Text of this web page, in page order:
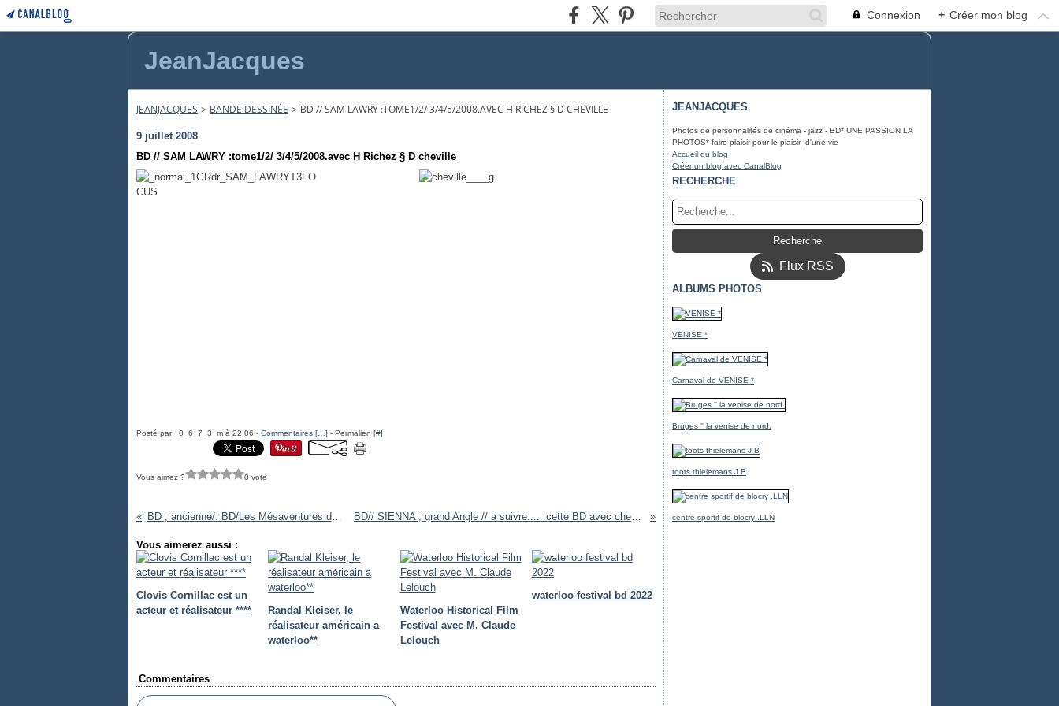
Connexion + Créer mon blog
JeanJacques
JEANJACQUES > BANDE DESSINÉE > BD // SAM LAWRY :TOME1/2/ 3/4/5/2008.AVEC H RICHEZ § D CHEVILLE
9 juillet 2008
BD // SAM LAWRY :tome1/2/ 3/4/5/2008.avec H Richez § D cheville
Posté par _0_6_7_3_m à 22:06 - Commentaires [ ] - Permalien [#]
Vous aimez ? 0 vote
BD ; ancienne/: BD/Les Mésaventures de Monsieur BALOURD. BD// SIENNA ; grand Angle // a suivre......cette BD avec cheville § desberg § filmore : tome 1
Vous aimerez aussi :
Clovis Cornillac est un
acteur et réalisateur ****
Randal Kleiser, le
réalisateur américain a
waterloo**
Waterloo Historical Film
Festival avec M. Claude
Lelouch
waterloo festival bd 2022
Commentaires
JEANJACQUES
Photos de personnalités de cinéma - jazz - BD* UNE PASSION LA
PHOTOS* faire plaisir pour le plaisir ;d'une vie
Accueil du blog
Créer un blog avec CanalBlog
RECHERCHE
Flux RSS
ALBUMS PHOTOS
VENISE *
Carnaval de VENISE *
Bruges '' la venise de nord.
toots thielemans J B
centre sportif de blocry .LLN